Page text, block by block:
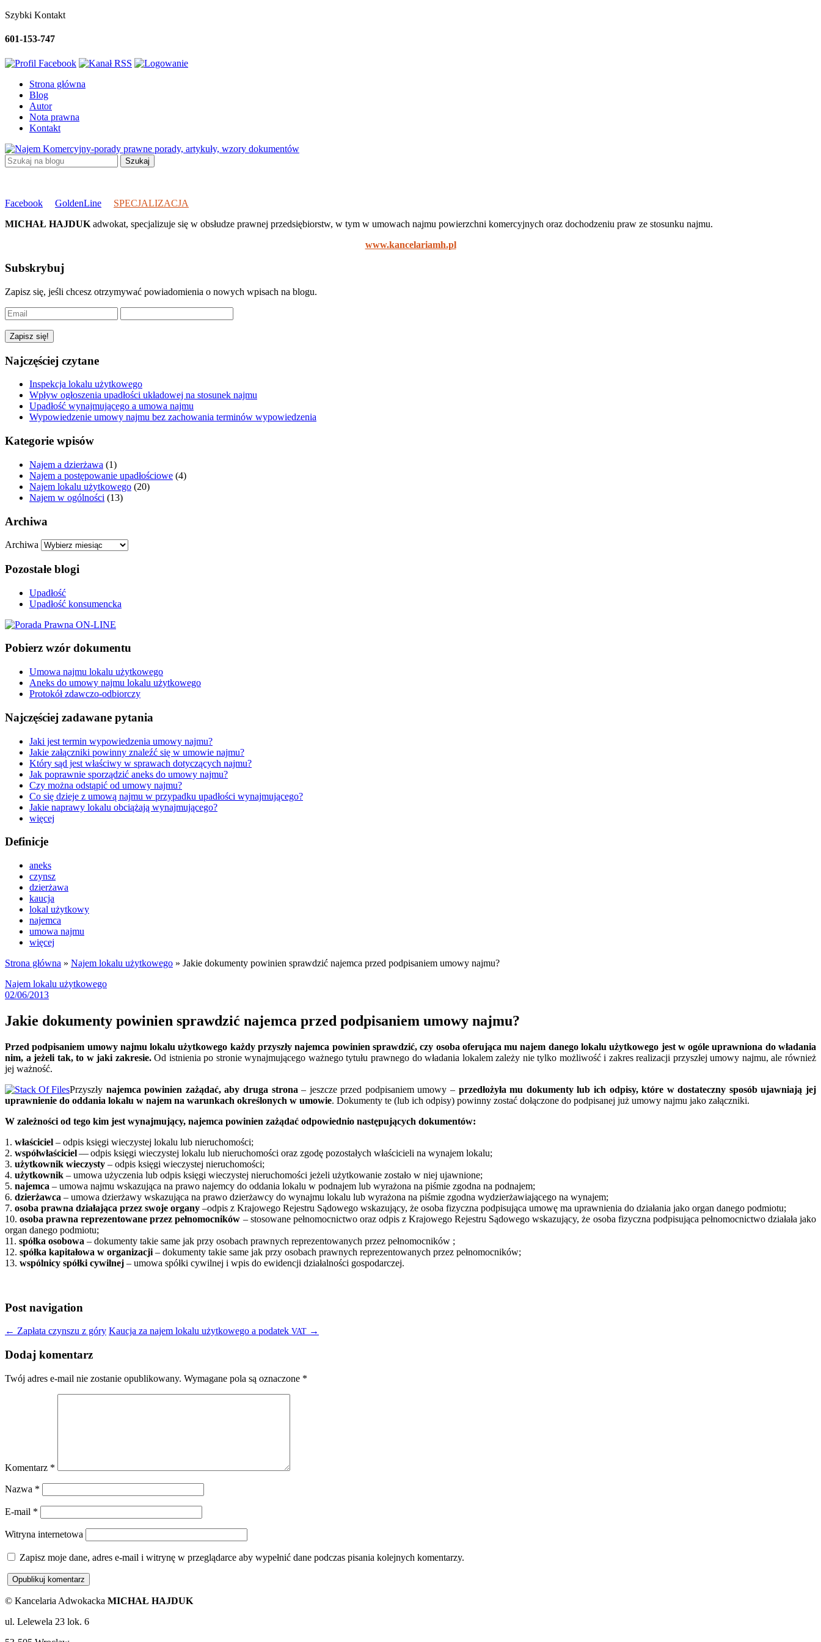
Szybki Kontakt
601-153-747
Strona główna
Blog
Autor
Nota prawna
Kontakt
porady, artykuły, wzory dokumentów
Facebook GoldenLine
SPECJALIZACJA
MICHAŁ HAJDUK adwokat, specjalizuje się w obsłudze prawnej przedsiębiorstw, w tym w umowach najmu powierzchni komercyjnych oraz dochodzeniu praw ze stosunku najmu.
www.kancelariamh.pl
Subskrybuj
Zapisz się, jeśli chcesz otrzymywać powiadomienia o nowych wpisach na blogu.
Najczęściej czytane
Inspekcja lokalu użytkowego
Wpływ ogłoszenia upadłości układowej na stosunek najmu
Upadłość wynajmującego a umowa najmu
Wypowiedzenie umowy najmu bez zachowania terminów wypowiedzenia
Kategorie wpisów
Najem a dzierżawa (1)
Najem a postępowanie upadłościowe (4)
Najem lokalu użytkowego (20)
Najem w ogólności (13)
Archiwa
Archiwa
Pozostałe blogi
Upadłość
Upadłość konsumencka
Pobierz wzór dokumentu
Umowa najmu lokalu użytkowego
Aneks do umowy najmu lokalu użytkowego
Protokół zdawczo-​odbiorczy
Najczęściej zadawane pytania
Jaki jest termin wypowiedzenia umowy najmu?
Jakie załączniki powinny znaleźć się w umowie najmu?
Który sąd jest właściwy w sprawach dotyczących najmu?
Jak poprawnie sporządzić aneks do umowy najmu?
Czy można odstąpić od umowy najmu?
Co się dzieje z umową najmu w przypadku upadłości wynajmującego?
Jakie naprawy lokalu obciążają wynajmującego?
więcej
Definicje
aneks
czynsz
dzierżawa
kaucja
lokal użytkowy
najemca
umowa najmu
więcej
Strona główna » Najem lokalu użytkowego » Jakie dokumenty powinien sprawdzić najemca przed podpisaniem umowy najmu?
Najem lokalu użytkowego
02/06/2013
Jakie dokumenty powinien sprawdzić najemca przed podpisaniem umowy najmu?
Przed podpisaniem umowy najmu lokalu użytkowego każdy przyszły najemca powinien sprawdzić, czy osoba oferująca mu najem danego lokalu użytkowego jest w ogóle uprawniona do władania
nim, a jeżeli tak, to w jaki zakresie.Od istnienia po stronie wynajmującego ważnego tytułu prawnego do władania lokalem zależy nie tylko możliwość i zakres realizacji przyszłej umowy najmu, ale również
jej ważność.
Przyszły najemca powinien zażądać, aby druga strona – jeszcze przed podpisaniem umowy – przedłożyła mu dokumenty lub ich odpisy, które w dostateczny sposób ujawniają jej
uprawnienie do oddania lokalu w najem na warunkach określonych w umowie. Dokumenty te (lub ich odpisy) powinny zostać dołączone do podpisanej już umowy najmu jako załączniki.
W zależności od tego kim jest wynajmujący, najemca powinien zażądać odpowiednio następujących dokumentów:
1. właściciel – odpis księgi wieczystej lokalu lub nieruchomości;
2. współwłaściciel— odpis księgi wieczystej lokalu lub nieruchomości oraz zgodę pozostałych właścicieli na wynajem lokalu;
3. użytkownik wieczysty – odpis księgi wieczystej nieruchomości;
4. użytkownik – umowa użyczenia lub odpis księgi wieczystej nieruchomości jeżeli użytkowanie zostało w niej ujawnione;
5. najemca – umowa najmu wskazująca na prawo najemcy do oddania lokalu w podnajem lub wyrażona na piśmie zgodna na podnajem;
6. dzierżawca – umowa dzierżawy wskazująca na prawo dzierżawcy do wynajmu lokalu lub wyrażona na piśmie zgodna wydzierżawiającego na wynajem;
7. osoba prawna działająca przez swoje organy –odpis z Krajowego Rejestru Sądowego wskazujący, że osoba fizyczna podpisująca umowę ma uprawnienia do działania jako organ danego podmiotu;
10.osoba prawna reprezentowane przez pełnomocników – stosowane pełnomocnictwo oraz odpis z Krajowego Rejestru Sądowego wskazujący, że osoba fizyczna podpisująca pełnomocnictwo działała jako
organ danego podmiotu;
11. spółka osobowa – dokumenty takie same jak przy osobach prawnych reprezentowanych przez pełnomocników ;
12. spółka kapitałowa w organizacji – dokumenty takie same jak przy osobach prawnych reprezentowanych przez pełnomocników;
13. wspólnicy spółki cywilnej – umowa spółki cywilnej i wpis do ewidencji działalności gospodarczej.
Post navigation
← Zapłata czynszu z góry Kaucja za najem lokalu użytkowego a podatek VAT →
Dodaj komentarz
Twój adres e-mail nie zostanie opublikowany. Wymagane pola są oznaczone *
Komentarz *
Nazwa *
E-mail *
Witryna internetowa
Zapisz moje dane, adres e-mail i witrynę w przeglądarce aby wypełnić dane podczas pisania kolejnych komentarzy.
© Kancelaria Adwokacka MICHAŁ HAJDUK
ul. Lelewela 23 lok. 6